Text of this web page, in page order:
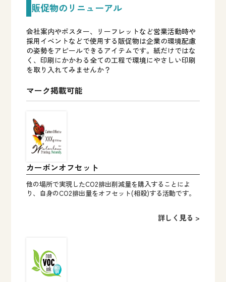
販促物のリニューアル
会社案内やポスター、リーフレットなど営業活動時や
採用イベントなどで使用する販促物は企業の環境配慮
の姿勢をアピールできるアイテムです。紙だけではな
く、印刷にかかわる全ての工程で環境にやさしい印刷
を取り入れてみませんか？
マーク掲載可能
カーボンオフセット
他の場所で実現したCO2排出削減量を購入することによ
り、自身のCO2排出量をオフセット(相殺)する活動です。
詳しく見る >